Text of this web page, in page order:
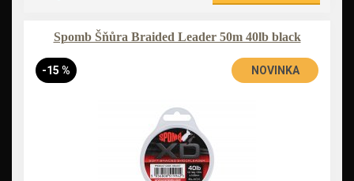
Spomb Šňůra Braided Leader 50m 40lb black
-15 % NOVINKA